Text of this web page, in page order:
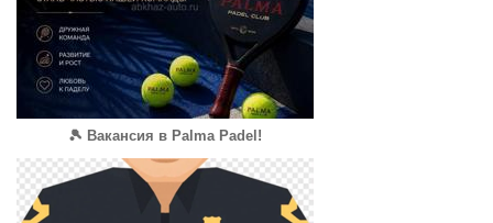
🎾 Вакансия в Palma Padel!